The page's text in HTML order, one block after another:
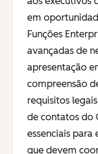
em
Funções
avançadas de
apresentação
compreensão
requisitos
de contatos do
essenciais para
que devem